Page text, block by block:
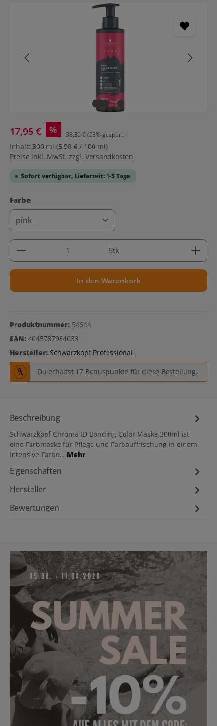
Bildergalerie überspringen
17,95 € % 38,30 €(53% gespart)
Inhalt: 300 ml (5,98 € / 100 ml)
Preise inkl. MwSt. zzgl. Versandkosten
Sofort verfügbar, Lieferzeit: 1-3 Tage
Farbeauswählen
Produkt Anzahl: Gib den gewünschten Wert ein
Stk
In den Warenkorb
Produktnummer: 54644
EAN: 4045787984033
Hersteller: Schwarzkopf Professional
Du erhältst 17 Bonuspunkte für diese Bestellung.
Beschreibung
Schwarzkopf Chroma ID Bonding Color Maske 300ml ist
eine Farbmaske für Pflege und Farbauffrischung in einem.
Intensive Farbe… Mehr
Eigenschaften
Hersteller
Bewertungen